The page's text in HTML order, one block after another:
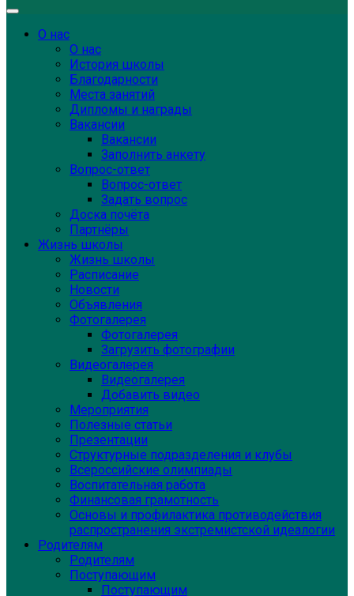
О нас
О нас
История школы
Благодарности
Места занятий
Дипломы и награды
Вакансии
Вакансии
Заполнить анкету
Вопрос-ответ
Вопрос-ответ
Задать вопрос
Доска почёта
Партнёры
Жизнь школы
Жизнь школы
Расписание
Новости
Объявления
Фотогалерея
Фотогалерея
Загрузить фотографии
Видеогалерея
Видеогалерея
Добавить видео
Мероприятия
Полезные статьи
Презентации
Структурные подразделения и клубы
Всероссийские олимпиады
Воспитательная работа
Финансовая грамотность
Основы и профилактика противодействия
распространения экстремистской идеалогии
Родителям
Родителям
Поступающим
Поступающим